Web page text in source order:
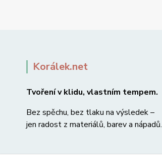
Korálek.net
Tvoření v klidu, vlastním tempem.
Bez spěchu, bez tlaku na výsledek –
jen radost z materiálů, barev a nápadů.